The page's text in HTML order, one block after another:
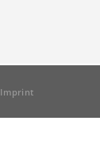
Imprint